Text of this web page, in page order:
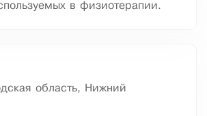
в физиотерапии.
область, Нижний